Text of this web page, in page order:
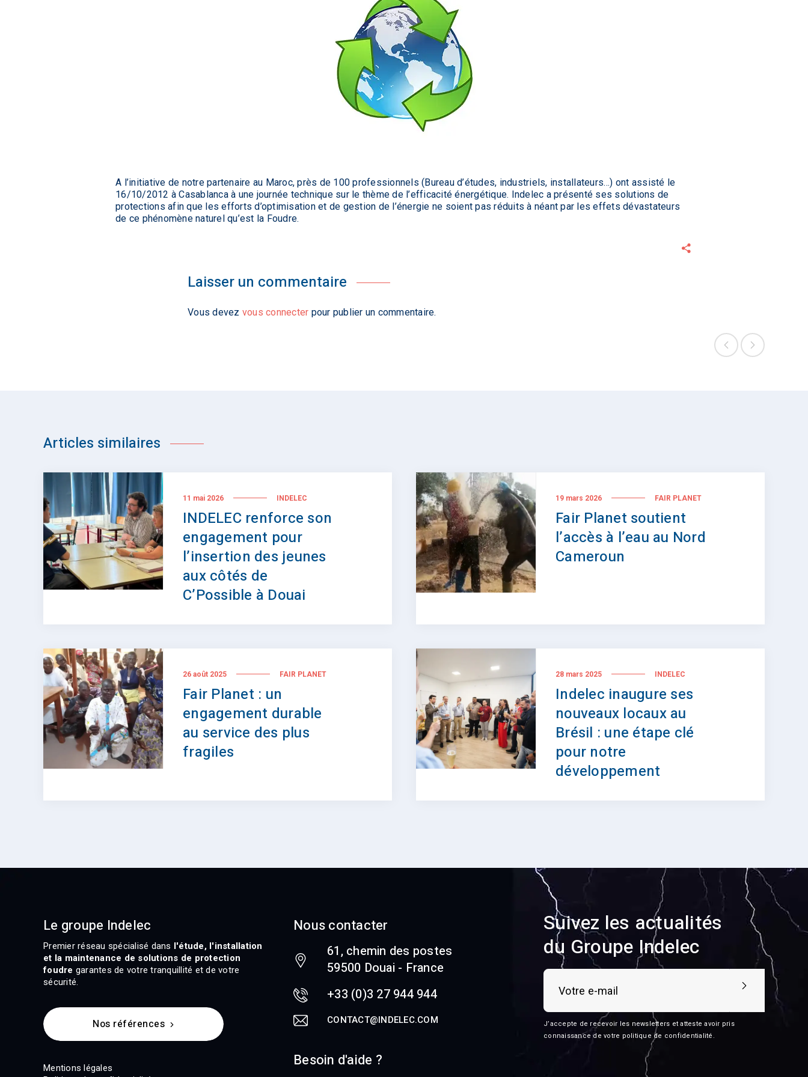
A l’initiative de notre partenaire au Maroc, près de 100 professionnels (Bureau d’études, industriels, installateurs…) ont assisté le
16/10/2012 à Casablanca à une journée technique sur le thème de l’efficacité énergétique. Indelec a présenté ses solutions de
protections afin que les efforts d’optimisation et de gestion de l’énergie ne soient pas réduits à néant par les effets dévastateurs
de ce phénomène naturel qu’est la Foudre.
Laisser un commentaire
Vous devez vous connecter pour publier un commentaire.
Articles similaires
11 mai 2026 INDELEC
INDELEC renforce son
engagement pour
l’insertion des jeunes
aux côtés de
C’Possible à Douai
19 mars 2026 FAIR PLANET
Fair Planet soutient
l’accès à l’eau au Nord
Cameroun
26 août 2025 FAIR PLANET
Fair Planet : un
engagement durable
au service des plus
fragiles
28 mars 2025 INDELEC
Indelec inaugure ses
nouveaux locaux au
Brésil : une étape clé
pour notre
développement
Le groupe Indelec
Premier réseau spécialisé dans l'étude, l'installation
et la maintenance de solutions de protection
foudre garantes de votre tranquillité et de votre
sécurité.
Nos références
Mentions légales
Nous contacter
61, chemin des postes
59500 Douai - France
+33 (0)3 27 944 944
CONTACT@INDELEC.COM
Besoin d'aide ?
Suivez les actualités
du Groupe Indelec
J’accepte de recevoir les newsletters et atteste avoir pris
connaissance de votre politique de confidentialité .